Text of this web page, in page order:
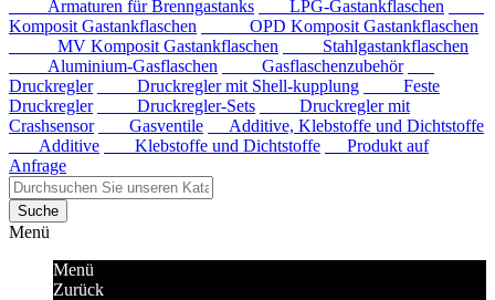
Armaturen für Brenngastanks
LPG-Gastankflaschen
Komposit Gastankflaschen
OPD Komposit Gastankflaschen
MV Komposit Gastankflaschen
Stahlgastankflaschen
Aluminium-Gasflaschen
Gasflaschenzubehör
Druckregler
Druckregler mit Shell-kupplung
Feste
Druckregler
Druckregler-Sets
Druckregler mit
Crashsensor
Gasventile
Additive, Klebstoffe und Dichtstoffe
Additive
Klebstoffe und Dichtstoffe
Produkt auf
Anfrage
Suche
Menü
Menü
Zurück